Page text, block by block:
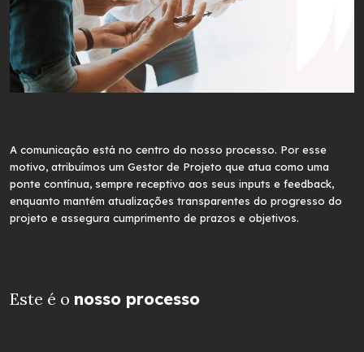
adaptados a las necesidades concretas
de cada organización.
A comunicação está no centro do nosso processo. Por esse
motivo, atribuímos um Gestor de Projeto que atua como uma
ponte contínua, sempre receptivo aos seus inputs e feedback,
enquanto mantém atualizações transparentes do progresso do
projeto e assegura cumprimento de prazos e objetivos.
Este é o nosso processo